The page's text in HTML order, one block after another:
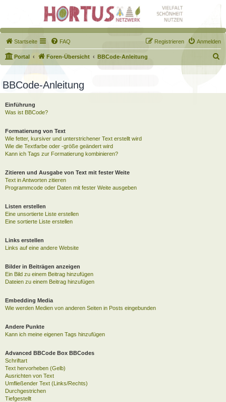
Startseite FAQ Anmelden
Registrieren
Portal Foren-Übersicht BBCode-Anleitung
u
h
BBCode-Anleitung
Einführung
Was ist BBCode?
Formatierung von Text
Wie fetter, kursiver und unterstrichener Text erstellt wird
Wie die Textfarbe oder -größe geändert wird
Kann ich Tags zur Formatierung kombinieren?
Zitieren und Ausgabe von Text mit fester Weite
Text in Antworten zitieren
Programmcode oder Daten mit fester Weite ausgeben
Listen erstellen
Eine unsortierte Liste erstellen
Eine sortierte Liste erstellen
Links erstellen
Links auf eine andere Website
Bilder in Beiträgen anzeigen
Ein Bild zu einem Beitrag hinzufügen
Dateien zu einem Beitrag hinzufügen
Embedding Media
Wie werden Medien von anderen Seiten in Posts eingebunden
Andere Punkte
Kann ich meine eigenen Tags hinzufügen
Advanced BBCode Box BBCodes
Schriftart
Text hervorheben (Gelb)
Ausrichten von Text
Umfließender Text (Links/Rechts)
Durchgestrichen
Tiefgestellt